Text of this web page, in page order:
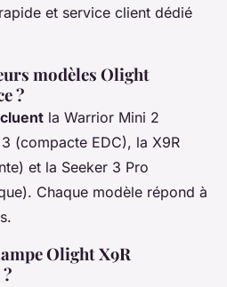
et service client dédié
modèles Olight
?
la Warrior Mini 2
(compacte EDC), la X9R
et la Seeker 3 Pro
Chaque modèle répond à
Olight X9R